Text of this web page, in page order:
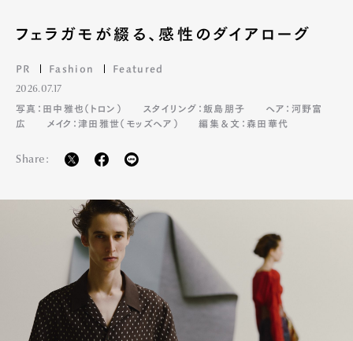
Pen Membership
Magazine
Pen Meet
Pen international Pen tw
フェラガモが綴る、感性のダイアローグ
PR Fashion Featured
2026.07.17
写真：田中雅也（トロン）
スタイリング：飯島朋子
ヘア：河野富
広
メイク：津田雅世（モッズヘア） 編集＆文：森田華代
Share: